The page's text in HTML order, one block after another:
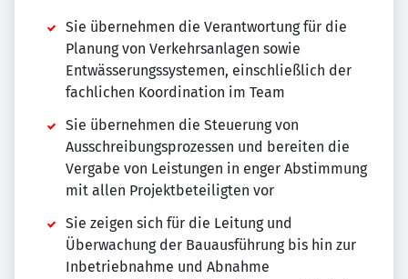
Sie übernehmen die Verantwortung für die
Planung von Verkehrsanlagen sowie
Entwässerungssystemen, einschließlich der
fachlichen Koordination im Team
Sie übernehmen die Steuerung von
Ausschreibungsprozessen und bereiten die
Vergabe von Leistungen in enger Abstimmung
mit allen Projektbeteiligten vor
Sie zeigen sich für die Leitung und
Überwachung der Bauausführung bis hin zur
Inbetriebnahme und Abnahme